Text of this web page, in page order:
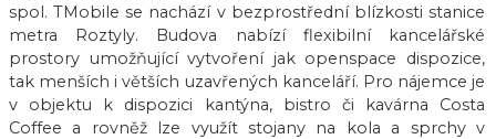
spol. TMobile se nachází v bezprostřední blízkosti stanice
metra Roztyly. Budova nabízí flexibilní kancelářské
prostory umožňující vytvoření jak openspace dispozice,
tak menších i větších uzavřených kanceláří. Pro nájemce je
v objektu k dispozici kantýna, bistro či kavárna Costa
Coffee a rovněž lze využít stojany na kola a sprchy v